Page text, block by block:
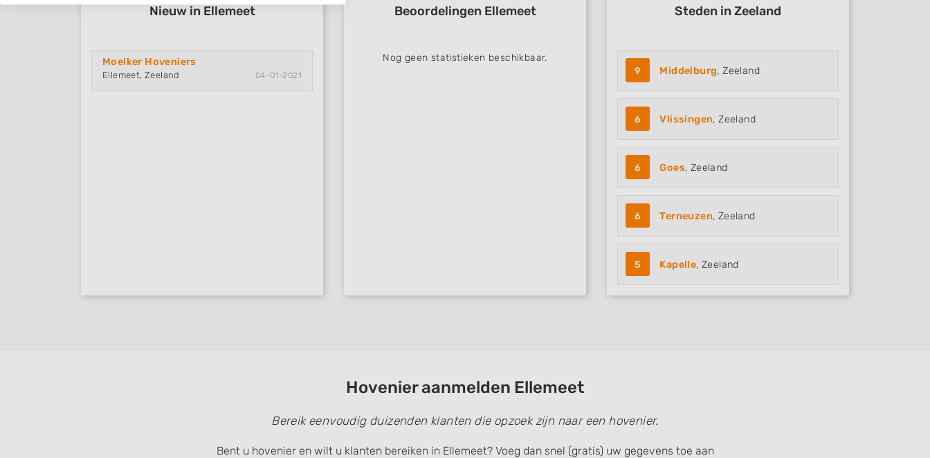
Nieuw in Ellemeet
Moelker Hoveniers
Ellemeet, Zeeland 04-01-2021
Beoordelingen Ellemeet
Nog geen statistieken beschikbaar.
Steden in Zeeland
9 Middelburg, Zeeland
6 Vlissingen, Zeeland
6 Goes, Zeeland
6 Terneuzen, Zeeland
5 Kapelle, Zeeland
Hovenier aanmelden Ellemeet
Bereik eenvoudig duizenden klanten die opzoek zijn naar een hovenier.
Bent u hovenier en wilt u klanten bereiken in Ellemeet? Voeg dan snel (gratis) uw gegevens toe aan